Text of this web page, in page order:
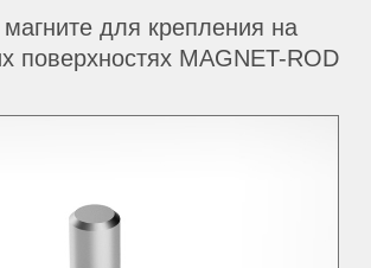
для крепления на
поверхностях MAGNET-ROD